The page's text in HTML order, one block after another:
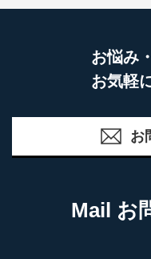
お悩み
お気軽
お
Mail お